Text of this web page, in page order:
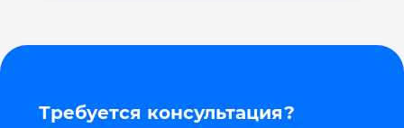
Требуется консультация?